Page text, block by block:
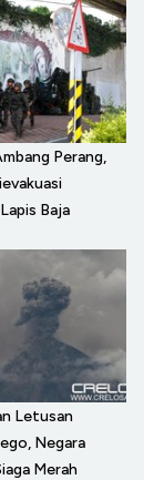
Perang,
Baja
Letusan
Negara
Merah